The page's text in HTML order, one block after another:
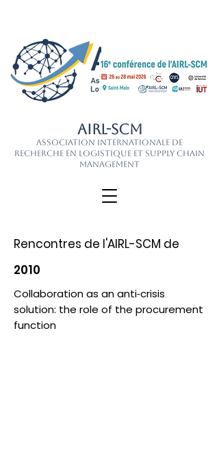
AIRL-SCM
Association Internationale de
Recherche en Logistique et Supply Chain
Management
Rencontres de l'AIRL-SCM de
2010
Collaboration as an anti‐crisis
solution: the role of the procurement
function